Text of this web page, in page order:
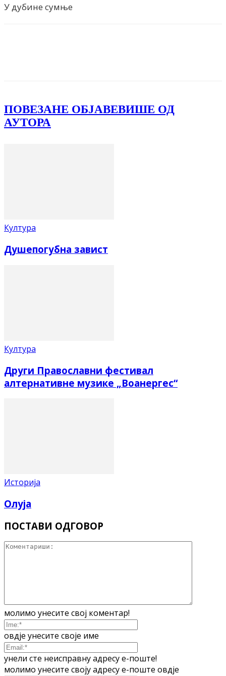
У дубине сумње
ПОВЕЗАНЕ ОБЈАВЕВИШЕ ОД
АУТОРА
Култура
Душепогубна завист
Култура
Други Православни фестивал
алтернативне музике „Воанергес“
Историја
Олуја
ПОСТАВИ ОДГОВОР
молимо унесите свој коментар!
овдје унесите своје име
унели сте неисправну адресу е-поште!
молимо унесите своју адресу е-поште овдје